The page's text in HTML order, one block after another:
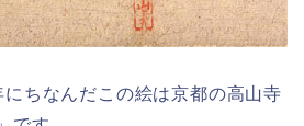
ちなんだこの絵は京都の高山寺